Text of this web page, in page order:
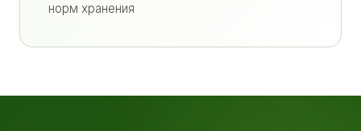
норм хранения